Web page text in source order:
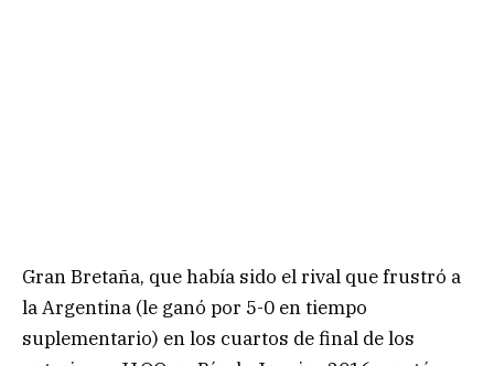
Gran Bretaña, que había sido el rival que frustró a
la Argentina (le ganó por 5-0 en tiempo
suplementario) en los cuartos de final de los